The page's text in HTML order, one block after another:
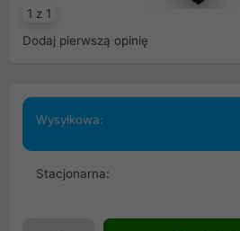
1 z 1
Dodaj pierwszą opinię
Wysyłkowa:
Stacjonarna: